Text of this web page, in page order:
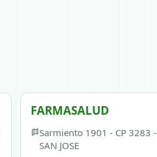
FARMASALUD
Sarmiento 1901 - CP 3283 -
SAN JOSE